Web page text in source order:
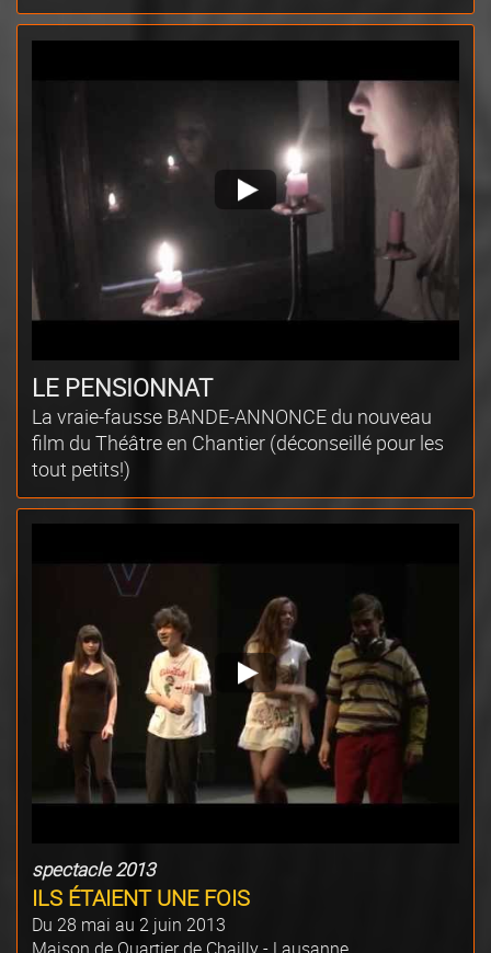
LE PENSIONNAT
La vraie-fausse BANDE-ANNONCE du nouveau
film du Théâtre en Chantier (déconseillé pour les
tout petits!)
spectacle 2013
ILS ÉTAIENT UNE FOIS
Du 28 mai au 2 juin 2013